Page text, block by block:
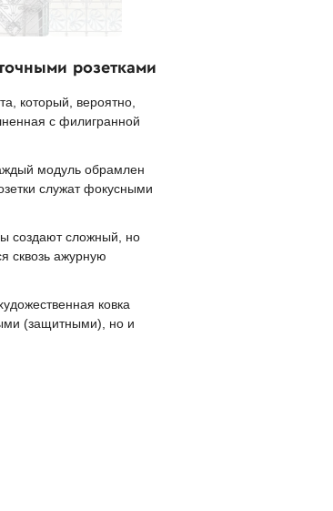
розетками
который, вероятно,
с филигранной
модуль обрамлен
служат фокусными
создают сложный, но
сквозь ажурную
ковка
(защитными), но и